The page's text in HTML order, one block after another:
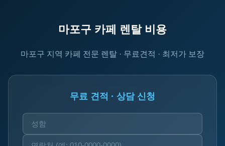
마포구 카페 렌탈 비용
마포구 지역 카페 전문 렌탈 · 무료견적 · 최저가 보장
무료 견적 · 상담 신청